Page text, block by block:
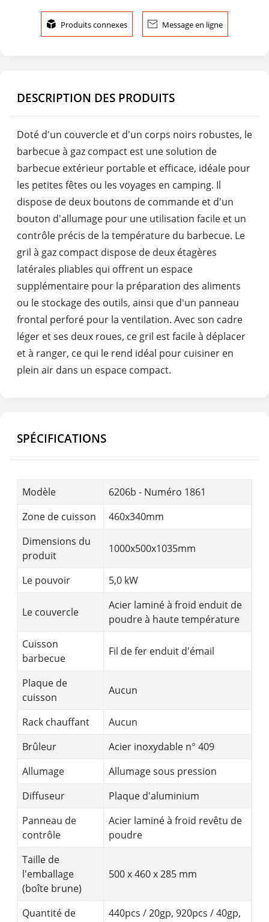
 Produits connexes  Message en ligne
DESCRIPTION DES PRODUITS
Doté d'un couvercle et d'un corps noirs robustes, le
barbecue à gaz compact est une solution de
barbecue extérieur portable et efficace, idéale pour
les petites fêtes ou les voyages en camping. Il
dispose de deux boutons de commande et d'un
bouton d'allumage pour une utilisation facile et un
contrôle précis de la température du barbecue. Le
gril à gaz compact dispose de deux étagères
latérales pliables qui offrent un espace
supplémentaire pour la préparation des aliments
ou le stockage des outils, ainsi que d'un panneau
frontal perforé pour la ventilation. Avec son cadre
léger et ses deux roues, ce gril est facile à déplacer
et à ranger, ce qui le rend idéal pour cuisiner en
plein air dans un espace compact.
SPÉCIFICATIONS
Modèle
6206b - Numéro 1861
Zone de cuisson
460x340mm
Dimensions du
produit
1000x500x1035mm
Le pouvoir 5,0 kW
Le couvercle
Acier laminé à froid enduit de
poudre à haute température
Cuisson
barbecue
Fil de fer enduit d'émail
Plaque de
cuisson
Aucun
Rack chauffant
Aucun
Brûleur
Acier inoxydable n° 409
Allumage
Allumage sous pression
Diffuseur
Plaque d'aluminium
Panneau de
contrôle
Acier laminé à froid revêtu de
poudre
Taille de
l'emballage
(boîte brune)
500 x 460 x 285 mm
Quantité de
440pcs / 20gp, 920pcs / 40gp,